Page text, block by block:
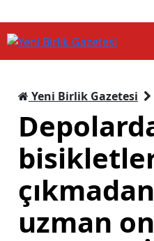
Yeni Birlik Gazetesi
uzman